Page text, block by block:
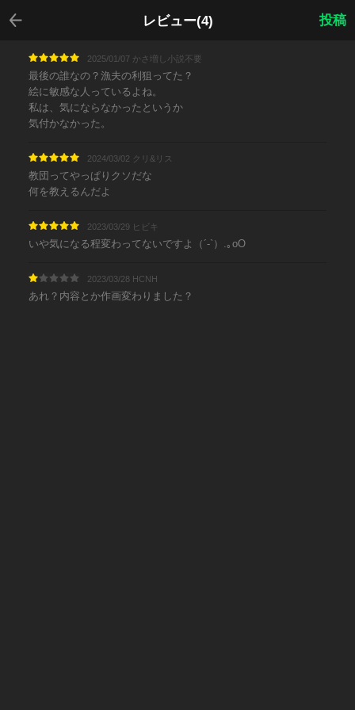
レビュー(4)
戻る
投稿
2025/01/07 かさ増し小説不要
最後の誰なの？漁夫の利狙ってた？
絵に敏感な人っているよね。
私は、気にならなかったというか
気付かなかった。
2024/03/02 クリ&リス
教団ってやっぱりクソだな
何を教えるんだよ
2023/03/29 ヒビキ
いや気になる程変わってないですよ（´-`）.｡oO
2023/03/28 HCNH
あれ？内容とか作画変わりました？